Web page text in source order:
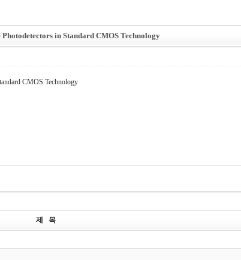
in Standard CMOS Technology
CMOS Technology
제 목